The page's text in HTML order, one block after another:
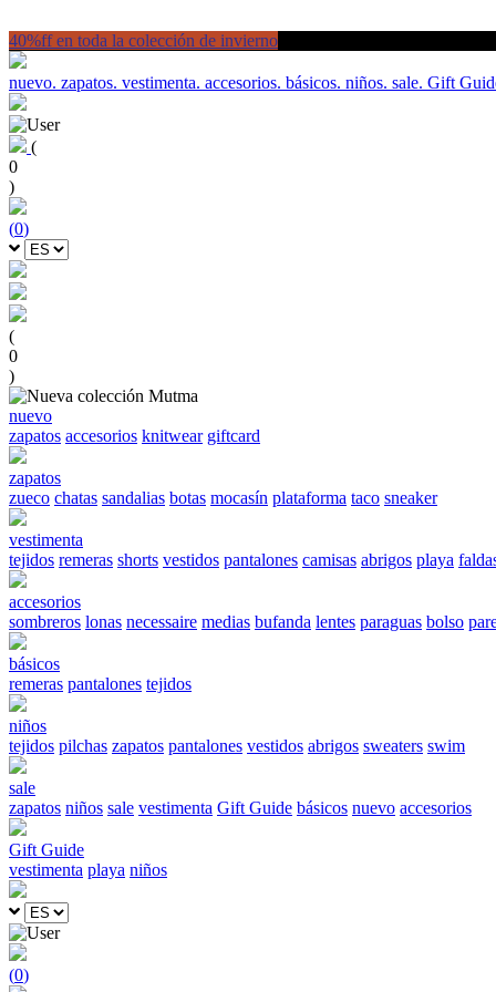
40%ff en toda la colección de invierno
nuevo. zapatos. vestimenta. accesorios. básicos. niños. sale. Gift
(
0
)
(0)
(
0
)
nuevo
zapatos accesorios knitwear giftcard
zapatos
zueco chatas sandalias botas mocasín plataforma taco sneaker
vestimenta
tejidos remeras shorts vestidos pantalones camisas abrigos playa
accesorios
sombreros lonas necessaire medias bufanda lentes paraguas bolso
básicos
remeras pantalones tejidos
niños
tejidos pilchas zapatos pantalones vestidos abrigos sweaters swim
sale
zapatos niños sale vestimenta Gift Guide básicos nuevo accesorios
Gift Guide
vestimenta playa niños
(0)